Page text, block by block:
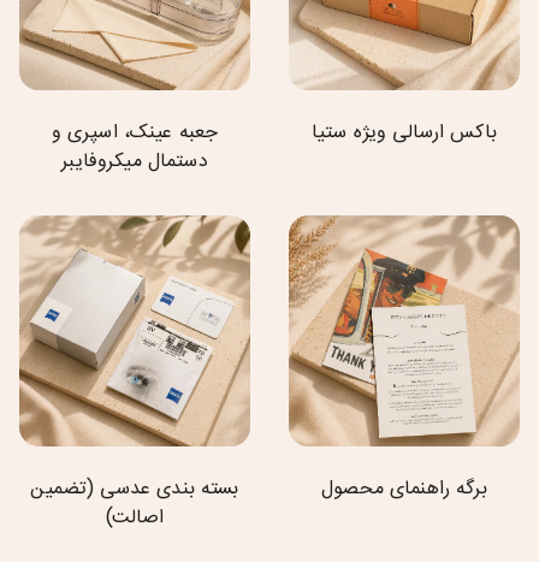
باکس ارسالی ویژه ستیا
جعبه عینک، اسپری و
دستمال میکروفایبر
برگه راهنمای محصول
بسته بندی عدسی (تضمین
اصالت)